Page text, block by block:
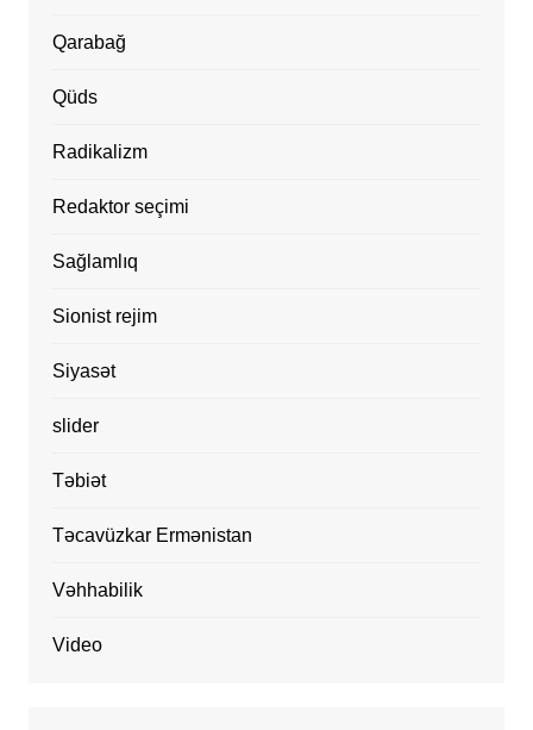
Qarabağ
Qüds
Radikalizm
Redaktor seçimi
Sağlamlıq
Sionist rejim
Siyasət
slider
Təbiət
Təcavüzkar Ermənistan
Vəhhabilik
Video